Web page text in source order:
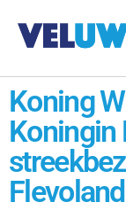
Koning
Koningin
Flevoland